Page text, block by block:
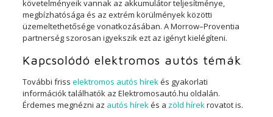
követelményeik vannak az akkumulátor teljesítménye,
megbízhatósága és az extrém körülmények közötti
üzemeltethetősége vonatkozásában. A Morrow–Proventia
partnerség szorosan igyekszik ezt az igényt kielégíteni.
Kapcsolódó elektromos autós témák
További friss elektromos autós hírekés gyakorlati
információk találhatók az Elektromosautó.hu oldalán.
Érdemes megnézni az autós hírekés a zöld hírekrovatot is.